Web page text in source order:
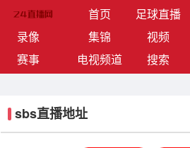
首页(current)足球直播
录像
集锦 视频
赛事
电视频道 搜索
sbs直播地址